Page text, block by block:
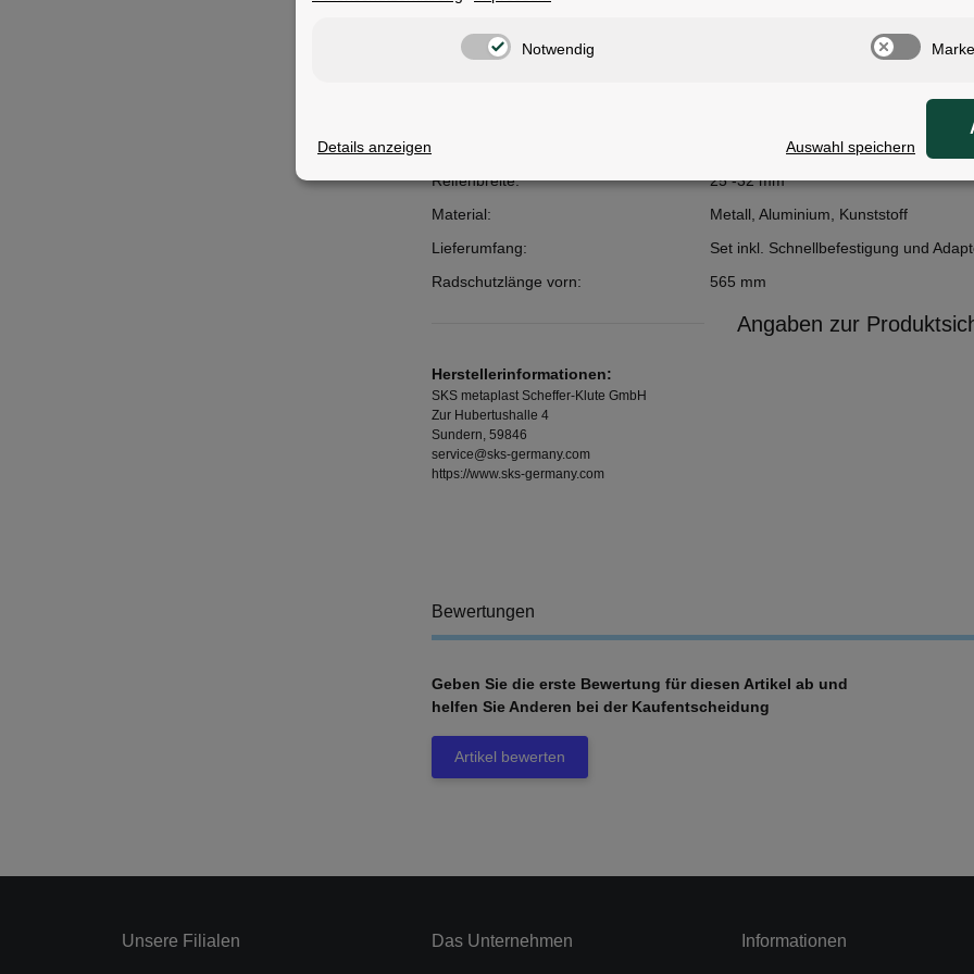
Reifenbreite:
25 -32 mm
Material:
Metall, Aluminium, Kunststoff
Lieferumfang:
Set inkl. Schnellbefestigung und
Radschutzlänge vorn:
565 mm
Angaben zur
Herstellerinformationen:
SKS metaplast Scheffer-Klute GmbH
Zur Hubertushalle 4
Sundern, 59846
service@sks-germany.com
https://www.sks-germany.com
Bewertungen
Geben Sie die erste Bewertung für diesen Artikel ab und
helfen Sie Anderen bei der Kaufentscheidung
Artikel bewerten
Unsere Filialen Das Unternehmen Informationen
Notwendig
Details anzeigen Auswahl speichern